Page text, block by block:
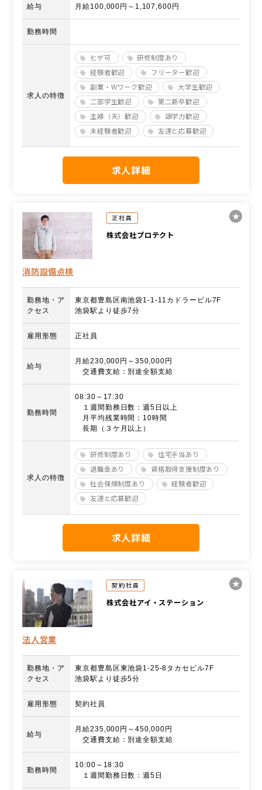
給与 月給100,000円～1,107,600円
勤務時間
求人の特徴
ヒゲ可
研修制度あり
経験者歓迎
フリーター歓迎
副業・Wワーク歓迎
大学生歓迎
二部学生歓迎
第二新卒歓迎
主婦（夫）歓迎
語学力歓迎
未経験者歓迎
友達と応募歓迎
求人詳細
正社員
株式会社プロテクト
消防設備点検
勤務地・ア
クセス
東京都豊島区南池袋1-1-11カドラービル7F
池袋駅より徒歩7分
雇用形態 正社員
給与
月給230,000円～350,000円
交通費支給：別途全額支給
勤務時間
08:30～17:30
１週間勤務日数：週5日以上
月平均残業時間：10時間
長期（３ケ月以上）
求人の特徴
研修制度あり
住宅手当あり
退職金あり
資格取得支援制度あり
社会保険制度あり
経験者歓迎
友達と応募歓迎
求人詳細
契約社員
株式会社アイ・ステーション
法人営業
勤務地・ア
クセス
東京都豊島区東池袋1-25-8タカセビル7F
池袋駅より徒歩5分
雇用形態 契約社員
給与
月給235,000円～450,000円
交通費支給：別途全額支給
勤務時間
10:00～18:30
１週間勤務日数：週5日